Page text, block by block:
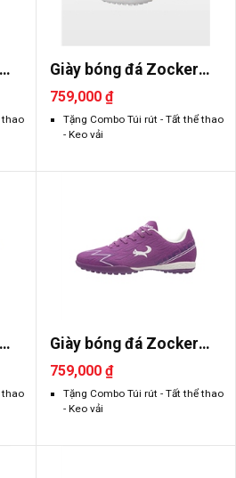
thao
Giày bóng đá Zocker
Inspire ..
759,000 ₫
Tặng Combo Túi rút - Tất thể thao
- Keo vải
thao
Giày bóng đá Zocker
Inspire ..
759,000 ₫
Tặng Combo Túi rút - Tất thể thao
- Keo vải